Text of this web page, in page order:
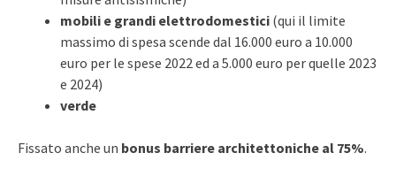
mobili e grandi elettrodomestici (qui il limite
massimo di spesa scende dal 16.000 euro a 10.000
euro per le spese 2022 ed a 5.000 euro per quelle 2023
e 2024)
verde
Fissato anche un bonus barriere architettoniche al 75%.